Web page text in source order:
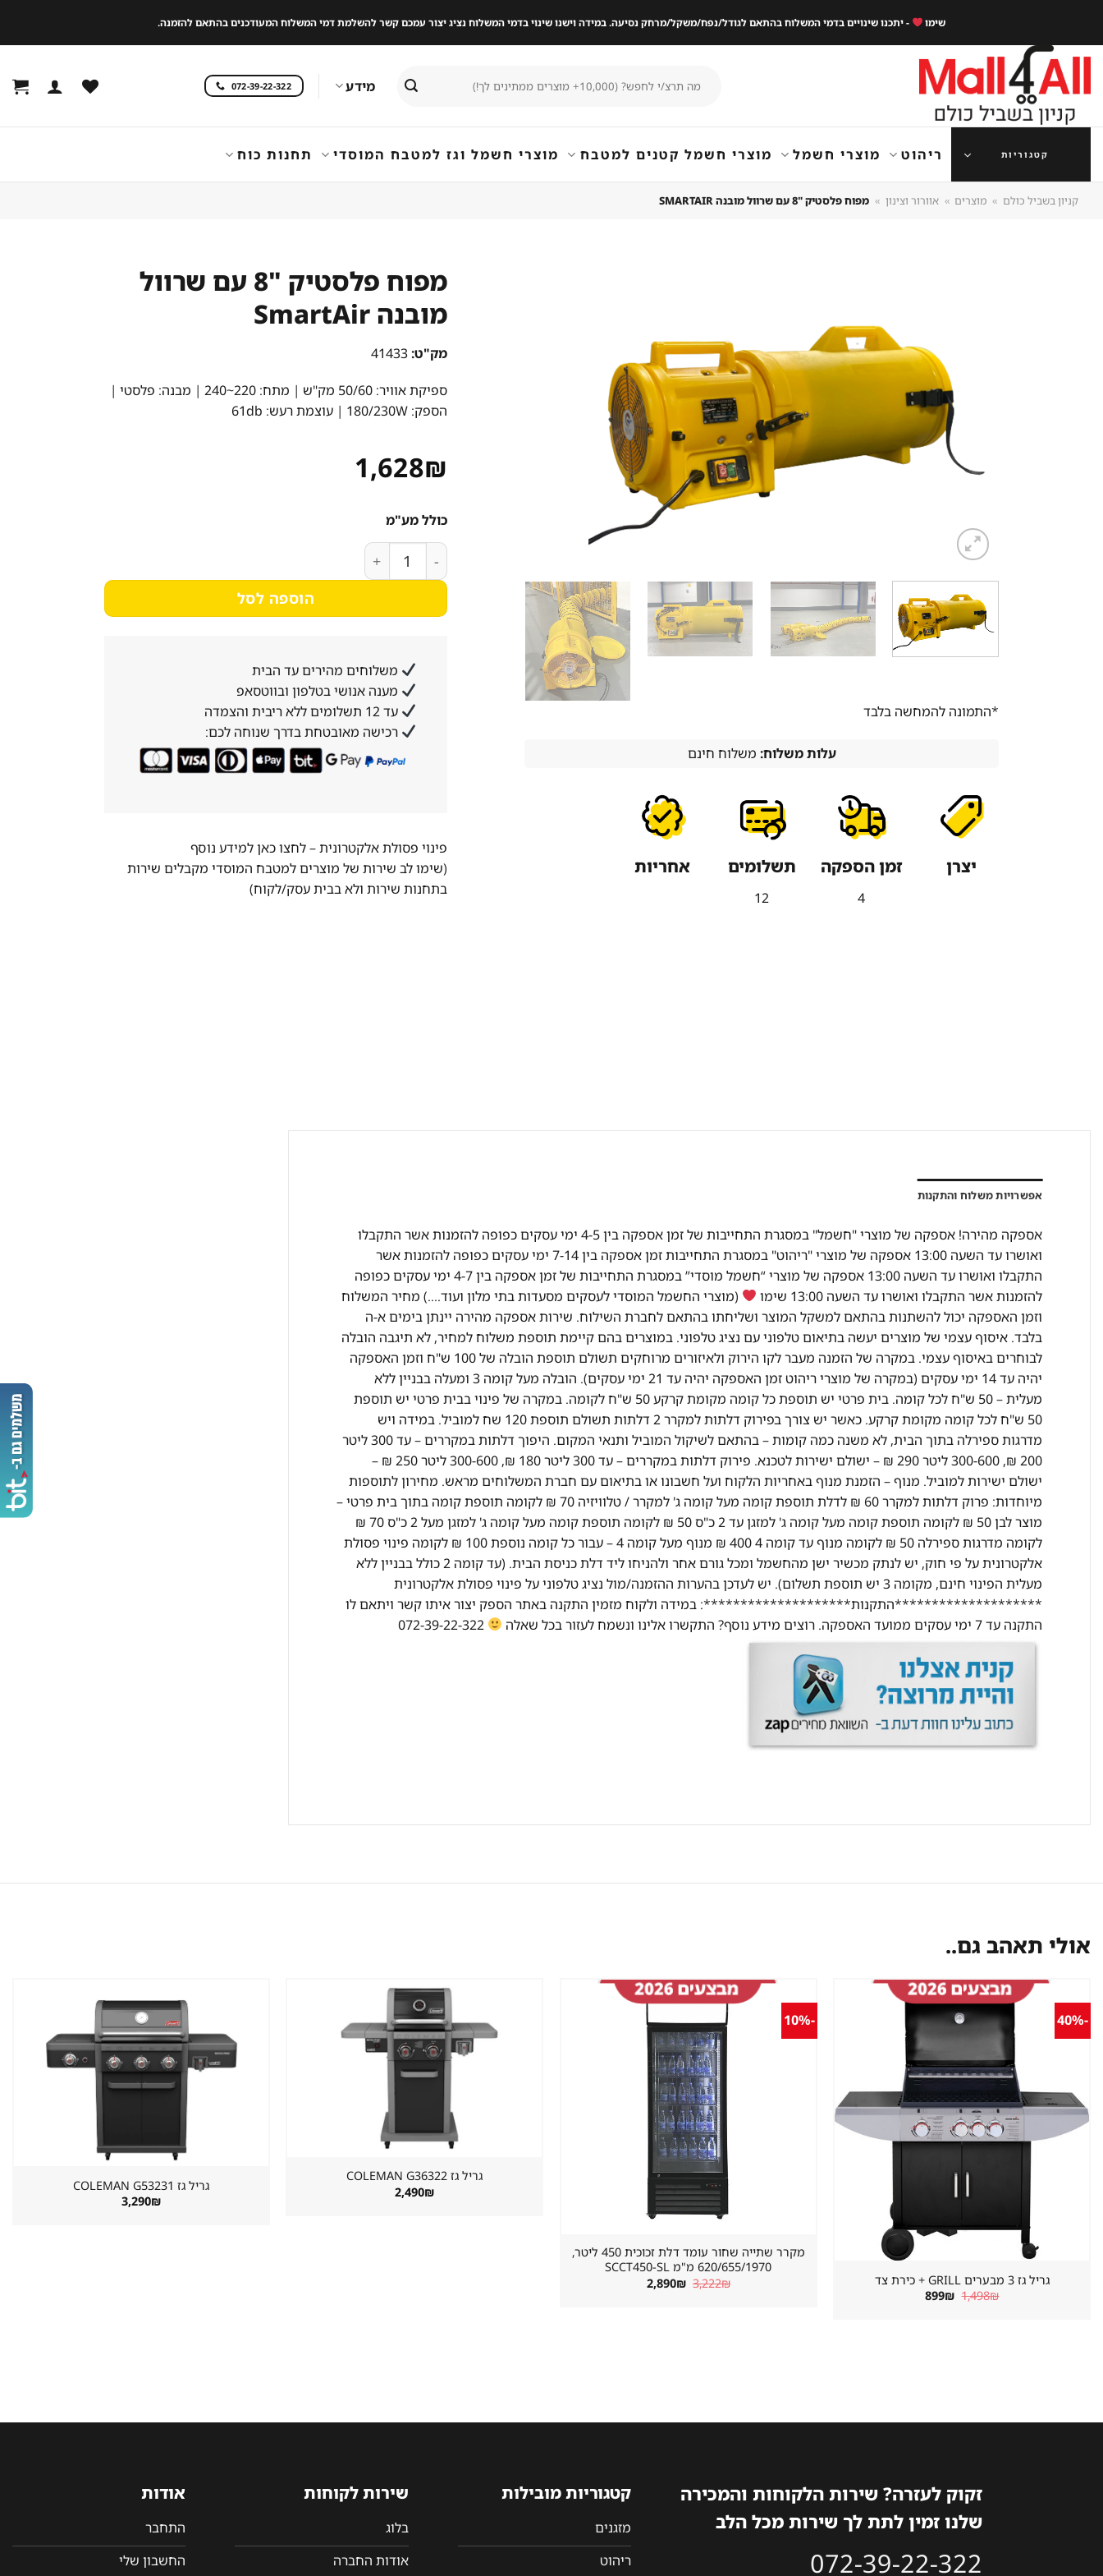
content
שימו - יתכנו שינויים בדמי המשלוח בהתאם לגודל/נפח/משקל/מרחק נסיעה. במידה וישנו שינוי בדמי המשלוח נציג יצור עמכם קשר להשלמת דמי המשלוח המעודכנים בהתאם להזמנה.
עבור:
מידע 072-39-22-322
קטגוריות ריהוט מוצרי חשמל מוצרי חשמל קטנים למטבח מוצרי חשמל וגז למטבח המוסדי תחנות כוח
קניון בשביל כולם » מוצרים » אוורור וצינון » מפוח פלסטיק "8 עם שרוול מובנה SMARTAIR
*התמונה להמחשה בלבד
עלות משלוח: משלוח חינם
יצרן זמן הספקה
4
תשלומים
12
אחריות
מפוח פלסטיק "8 עם שרוול
מובנה SmartAir
מק"ט:
ספיקת אוויר: 50/60 מק"ש | מתח: 220~240 | מבנה: פלסטי |
הספק: 180/230W | עוצמת רעש: 61db
1,628₪
כולל מע"מ
כמות של מפוח פלסטיק "8 עם שרוול מובנה SmartAir
הוספה לסל
משלוחים מהירים עד הבית
מענה אנושי בטלפון ובווטסאפ
עד 12 תשלומים ללא ריבית והצמדה
רכישה מאובטחת בדרך שנוחה לכם:
פינוי פסולת אלקטרונית –לחצו כאן למידע נוסף
(שימו לב שירות של מוצרים למטבח המוסדי מקבלים שירות
בתחנות שירות ולא בבית עסק/לקוח)
אפשרויות משלוח והתקנות
אספקה מהירה! אספקה של מוצרי "חשמל" במסגרת התחייבות של זמן אספקה בין 4-5 ימי עסקים כפופה להזמנות אשר התקבלו
ואושרו עד השעה 13:00 אספקה של מוצרי "ריהוט" במסגרת התחייבות זמן אספקה בין 7-14 ימי עסקים כפופה להזמנות אשר
התקבלו ואושרו עד השעה 13:00 אספקה של מוצרי “חשמל מוסדי” במסגרת התחייבות של זמן אספקה בין 4-7 ימי עסקים כפופה
להזמנות אשר התקבלו ואושרו עד השעה 13:00 שימו
(מוצרי החשמל המוסדי לעסקים מסעדות בתי מלון ועוד….) מחיר המשלוח
וזמן האספקה יכול להשתנות בהתאם למשקל המוצר ושליחתו בהתאם לחברת השילוח. שירות אספקה מהירה יינתן בימים א-ה
בלבד. איסוף עצמי של מוצרים יעשה בתיאום טלפוני עם נציג טלפוני. במוצרים בהם קיימת תוספת משלוח למחיר, לא תיגבה הובלה
לבוחרים באיסוף עצמי. במקרה של הזמנה מעבר לקו הירוק ולאיזורים מרוחקים תשולם תוספת הובלה של 100 ש"ח וזמן האספקה
יהיה עד 14 ימי עסקים (במקרה של מוצרי ריהוט זמן האספקה יהיה עד 21 ימי עסקים). הובלה מעל קומה 3 ומעלה בבניין ללא
מעלית – 50 ש"ח לכל קומה. בית פרטי יש תוספת כל קומה מקומת קרקע 50 ש"ח לקומה. במקרה של פינוי בבית פרטי יש תוספת
50 ש"ח לכל קומה מקומת קרקע. כאשר יש צורך בפירוק דלתות למקרר 2 דלתות תשולם תוספת 120 שח למוביל. במידה ויש
מדרגות ספירלה בתוך הבית, לא משנה כמה קומות – בהתאם לשיקול המוביל ותנאי המקום. היפוך דלתות במקררים – עד 300 ליטר
200 ₪, 300-600 ליטר 290 ₪ – ישולם ישירות לטכנא. פירוק דלתות במקררים – עד 300 ליטר 180 ₪, 300-600 ליטר 250 ₪ –
ישולם ישירות למוביל. מנוף – הזמנת מנוף באחריות הלקוח ועל חשבונו או בתיאום עם חברת המשלוחים מראש. מחירון לתוספות
מיוחדות: פרוק דלתות למקרר 60 ₪ לדלת תוספת קומה מעל קומה ג' למקרר / טלוויזיה 70 ₪ לקומה תוספת קומה בתוך בית פרטי –
מוצר לבן 50 ₪ לקומה תוספת קומה מעל קומה ג' למזגן עד 2 כ"ס 50 ₪ לקומה תוספת קומה מעל קומה ג' למזגן מעל 2 כ"ס 70 ₪
לקומה מדרגות ספירלה 50 ₪ לקומה מנוף עד קומה 4 400 ₪ מנוף מעל קומה 4 – עבור כל קומה נוספת 100 ₪ לקומה פינוי פסולת
אלקטרונית על פי חוק, יש לנתק מכשיר ישן מהחשמל ומכל גורם אחר ולהניחו ליד דלת כניסת הבית. (עד קומה 2 כולל בבניין ללא
מעלית הפינוי חינם, מקומה 3 יש תוספת תשלום). יש לעדכן בהערות ההזמנה/מול נציג טלפוני על פינוי פסולת אלקטרונית
********************התקנות********************: במידה ולקוח מזמין התקנה באתר הספק יצור איתו קשר ויתאם לו
התקנה עד 7 ימי עסקים ממועד האספקה. רוצים מידע נוסף? התקשרו אלינו ונשמח לעזור בכל שאלה
אולי תאהב גם..
-40%
גריל גז 3 מבערים GRILL + כירת צד
1,498₪ המחיר
המקורי
899₪ המחיר
-10%
מקרר שתייה שחור עומד דלת זכוכית 450 ליטר,
620/655/1970 מ"מ SCCT450-SL
3,222₪ המחיר
המקורי
2,890₪ המחיר
גריל גז ⁦COLEMAN G36322⁩
2,490₪
גריל גז ⁦COLEMAN G53231⁩
3,290₪
זקוק לעזרה? שירות הלקוחות והמכירה
שלנו זמין לתת לך שירות מכל הלב
072-39-22-322
קטגוריות מובילות
מזגנים
ריהוט
שירות לקוחות
בלוג
אודות החברה
אודות
התחבר
החשבון שלי